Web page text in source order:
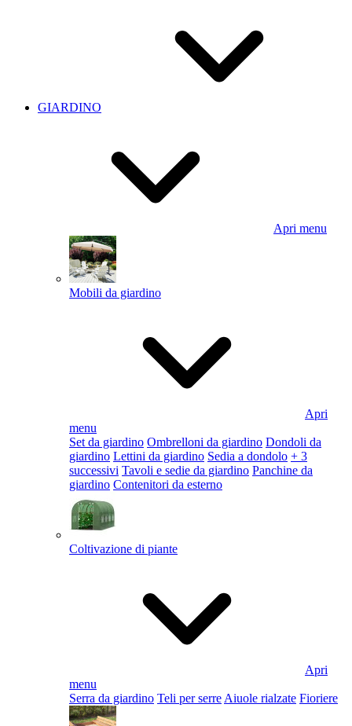
GIARDINO
Apri menu
Mobili da giardino
Apri
menu
Set da giardino Ombrelloni da giardino Dondoli da
giardino Lettini da giardino Sedia a dondolo + 3
successivi Tavoli e sedie da giardino Panchine da
giardino Contenitori da esterno
Coltivazione di piante
Apri
menu
Serra da giardino Teli per serre Aiuole rialzate Fioriere